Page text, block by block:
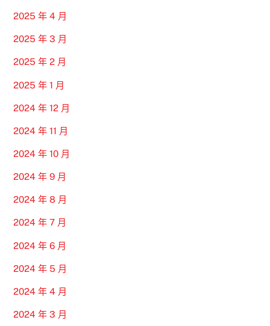
2025 年 4 月
2025 年 3 月
2025 年 2 月
2025 年 1 月
2024 年 12 月
2024 年 11 月
2024 年 10 月
2024 年 9 月
2024 年 8 月
2024 年 7 月
2024 年 6 月
2024 年 5 月
2024 年 4 月
2024 年 3 月